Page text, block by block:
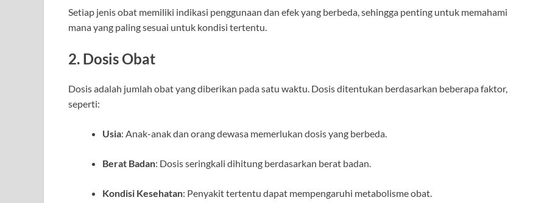
Setiap jenis obat memiliki indikasi penggunaan dan efek yang berbeda, sehingga penting untuk memahami
mana yang paling sesuai untuk kondisi tertentu.
2. Dosis Obat
Dosis adalah jumlah obat yang diberikan pada satu waktu. Dosis ditentukan berdasarkan beberapa faktor,
seperti:
Usia: Anak-anak dan orang dewasa memerlukan dosis yang berbeda.
Berat Badan: Dosis seringkali dihitung berdasarkan berat badan.
Kondisi Kesehatan: Penyakit tertentu dapat mempengaruhi metabolisme obat.